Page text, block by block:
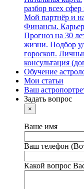
разбор всех
Мой партнёр и
Финансы.
Прогноз на 30
жизни. Подбор
гороскоп.
консультация
Обучение
Мои статьи
Ваш
Задать вопрос
×
Ваше имя
Ваш телефон
Какой вопрос